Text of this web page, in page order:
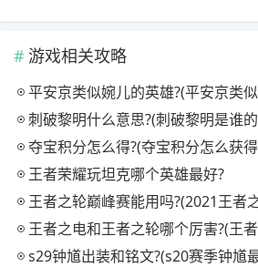
游戏相关攻略
平安京类似婉儿的英雄?(平安京类似婉儿的
刺破黎明什么意思?(刺破黎明是谁
夺宝积分怎么得?(夺宝积分怎么获
王者荣耀玩坦克哪个英雄最好?
王者之轮巅峰赛能用吗?(2021王者之轮多
王者之电和王者之轮哪个厉害?(王者之魂和
s29钟馗出装和铭文?(s20赛季钟馗